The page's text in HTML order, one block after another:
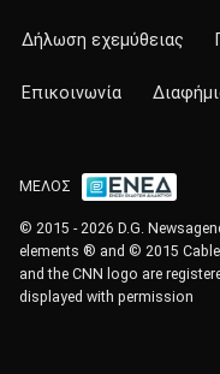
Δήλωση εχεμύθειας
Επικοινωνία
ΜΕΛΟΣ
© 2015 - 2026 D.G.
elements ® and © 2015
and the CNN logo are
displayed with permission